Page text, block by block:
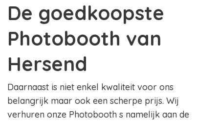
De goedkoopste
Photobooth van
Hersend
Daarnaast is niet enkel kwaliteit voor ons
belangrijk maar ook een scherpe prijs. Wij
verhuren onze Photobooth s namelijk aan de